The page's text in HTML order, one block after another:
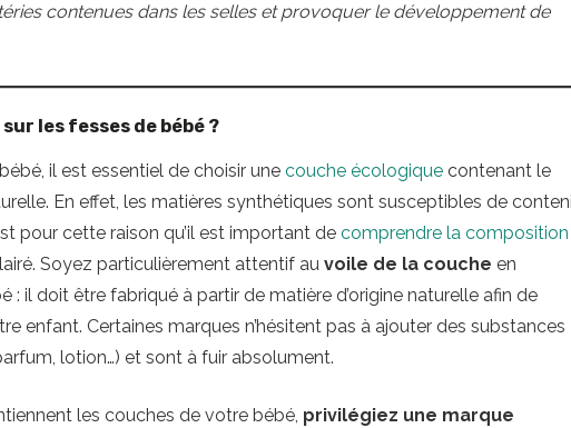
contenues dans les selles et provoquer le développement de
les fesses de bébé ?
il est essentiel de choisir une couche écologique contenant le
En effet, les matières synthétiques sont susceptibles de
pour cette raison qu’il est important de comprendre la composition
Soyez particulièrement attentif au voile de la couche en
il doit être fabriqué à partir de matière d’origine naturelle afin de
enfant. Certaines marques n’hésitent pas à ajouter des substances
lotion…) et sont à fuir absolument.
les couches de votre bébé, privilégiez une marque